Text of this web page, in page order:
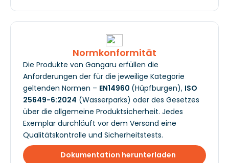
Normkonformität
Die Produkte von Gangaru erfüllen die
Anforderungen der für die jeweilige Kategorie
geltenden Normen – EN14960 (Hüpfburgen), ISO
25649-6:2024 (Wasserparks) oder des Gesetzes
über die allgemeine Produktsicherheit. Jedes
Exemplar durchläuft vor dem Versand eine
Qualitätskontrolle und Sicherheitstests.
Dokumentation herunterladen